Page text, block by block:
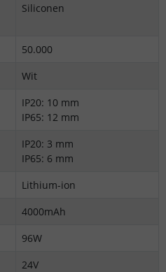
Siliconen
50.000
Wit
IP20: 10 mm
IP65: 12 mm
IP20: 3 mm
IP65: 6 mm
Lithium-ion
4000mAh
96W
24V